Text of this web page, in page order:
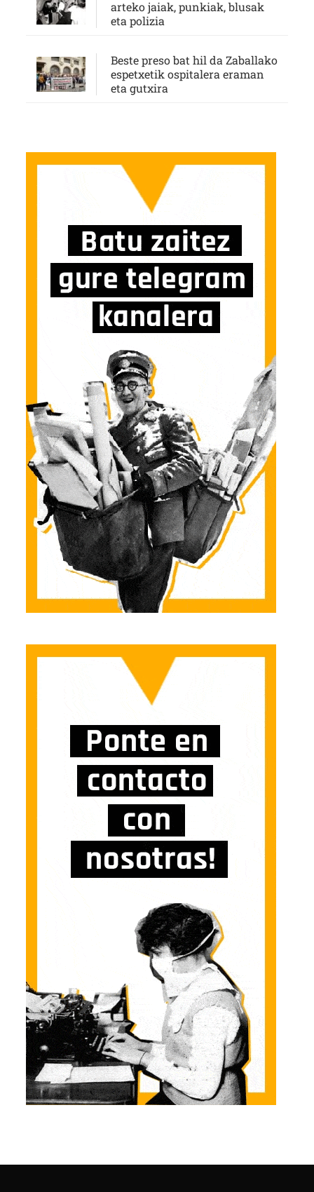
arteko jaiak, punkiak, blusak
eta polizia
Beste preso bat hil da Zaballako
espetxetik ospitalera eraman
eta gutxira